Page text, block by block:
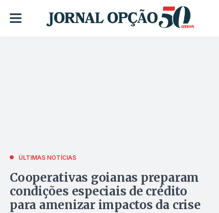
ÚLTIMAS NOTÍCIAS
Cooperativas goianas preparam
condições especiais de crédito
para amenizar impactos da crise